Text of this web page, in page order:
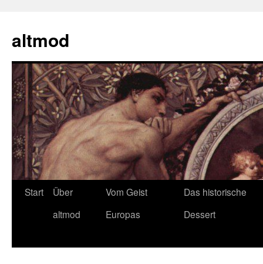
springen
altmod
Start
Über
altmod
Vom Geist
Europas
Das historische
Dessert